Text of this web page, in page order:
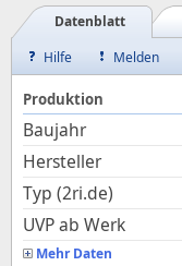
Datenblatt
Hilfe
Melden
Produktion
Baujahr
Hersteller
Typ (2ri.de)
UVP ab Werk
Mehr Daten